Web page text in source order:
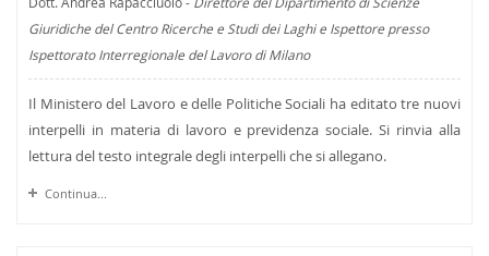
Giuridiche del Centro Ricerche e Studi dei Laghi e Ispettore presso
Ispettorato Interregionale del Lavoro di Milano
Il Ministero del Lavoro e delle Politiche Sociali ha editato tre nuovi
interpelli in materia di lavoro e previdenza sociale. Si rinvia alla
lettura del testo integrale degli interpelli che si allegano.
Continua...